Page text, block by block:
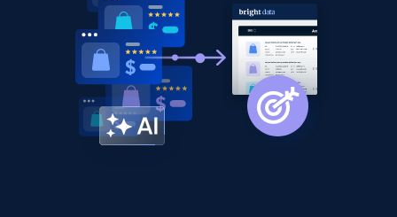
Amazon products global dataset -
Collecting products by keyword search
Title, Seller name, Brand, Description, Initial
price, Currency, Availability, Reviews count, and